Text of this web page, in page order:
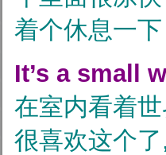
着个休息一下
It’s a small
在室内看着
很喜欢这个